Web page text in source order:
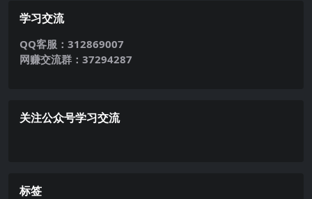
学习交流
QQ客服：312869007
网赚交流群：37294287
关注公众号学习交流
标签